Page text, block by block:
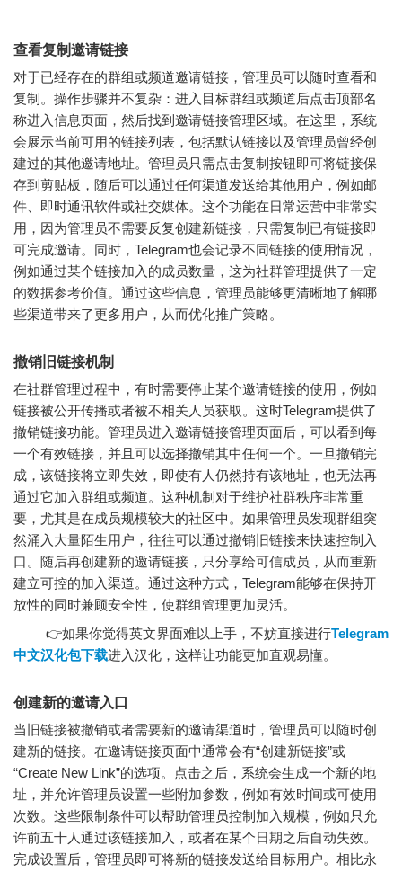
查看复制邀请链接
对于已经存在的群组或频道邀请链接，管理员可以随时查看和
复制。操作步骤并不复杂：进入目标群组或频道后点击顶部名
称进入信息页面，然后找到邀请链接管理区域。在这里，系统
会展示当前可用的链接列表，包括默认链接以及管理员曾经创
建过的其他邀请地址。管理员只需点击复制按钮即可将链接保
存到剪贴板，随后可以通过任何渠道发送给其他用户，例如邮
件、即时通讯软件或社交媒体。这个功能在日常运营中非常实
用，因为管理员不需要反复创建新链接，只需复制已有链接即
可完成邀请。同时，Telegram也会记录不同链接的使用情况，
例如通过某个链接加入的成员数量，这为社群管理提供了一定
的数据参考价值。通过这些信息，管理员能够更清晰地了解哪
些渠道带来了更多用户，从而优化推广策略。
撤销旧链接机制
在社群管理过程中，有时需要停止某个邀请链接的使用，例如
链接被公开传播或者被不相关人员获取。这时Telegram提供了
撤销链接功能。管理员进入邀请链接管理页面后，可以看到每
一个有效链接，并且可以选择撤销其中任何一个。一旦撤销完
成，该链接将立即失效，即使有人仍然持有该地址，也无法再
通过它加入群组或频道。这种机制对于维护社群秩序非常重
要，尤其是在成员规模较大的社区中。如果管理员发现群组突
然涌入大量陌生用户，往往可以通过撤销旧链接来快速控制入
口。随后再创建新的邀请链接，只分享给可信成员，从而重新
建立可控的加入渠道。通过这种方式，Telegram能够在保持开
放性的同时兼顾安全性，使群组管理更加灵活。
👉如果你觉得英文界面难以上手，不妨直接进行Telegram
中文汉化包下载进入汉化，这样让功能更加直观易懂。
创建新的邀请入口
当旧链接被撤销或者需要新的邀请渠道时，管理员可以随时创
建新的链接。在邀请链接页面中通常会有“创建新链接”或
“Create New Link”的选项。点击之后，系统会生成一个新的地
址，并允许管理员设置一些附加参数，例如有效时间或可使用
次数。这些限制条件可以帮助管理员控制加入规模，例如只允
许前五十人通过该链接加入，或者在某个日期之后自动失效。
完成设置后，管理员即可将新的链接发送给目标用户。相比永